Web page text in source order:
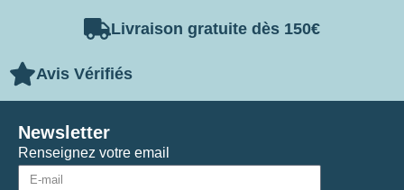
Livraison gratuite dès 150€
Avis Vérifiés
Renseignez votre email
Newsletter